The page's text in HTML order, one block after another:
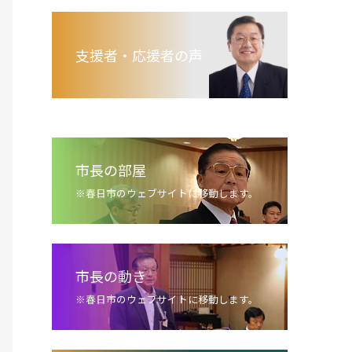
支援者・応援者の声
市長の部屋
※春日市のウェブサイトに移動します。
市長の動き
※春日市のウェブサイトに移動します。